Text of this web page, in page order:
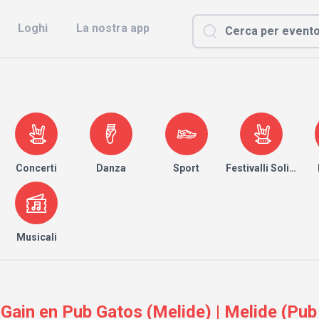
Loghi La nostra app
Concerti Danza Sport Festivalli Solidari
Musicali
en Pub Gatos (Melide) | Melide